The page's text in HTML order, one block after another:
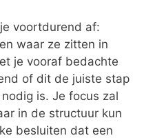
voortdurend af:
waar ze zitten in
je vooraf bedachte
of dit de juiste stap
is. Je focus zal
in de structuur kun
besluiten dat een